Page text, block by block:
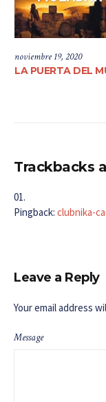
noviembre 19, 2020
LA PUERTA DEL
Trackbacks
Pingback: clubnika-
Leave a Reply
Your email address
Message